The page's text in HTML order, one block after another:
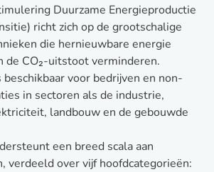
Duurzame Energieproductie
richt zich op de grootschalige
die hernieuwbare energie
de CO₂-uitstoot verminderen.
beschikbaar voor bedrijven en non-
in sectoren als de industrie,
landbouw en de gebouwde
een breed scala aan
verdeeld over vijf hoofdcategorieën: